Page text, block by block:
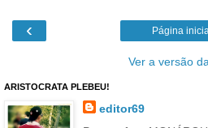
‹ Página
Ver a versão
ARISTOCRATA PLEBEU!
editor69